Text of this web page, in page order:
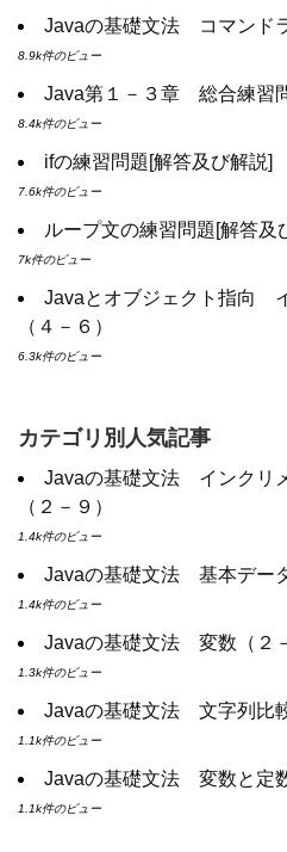
Javaの基礎文法 コマンド
8.9k件のビュー
Java第１－３章 総合練習
8.4k件のビュー
ifの練習問題[解答及び解説]
7.6k件のビュー
ループ文の練習問題[解答及
7k件のビュー
Javaとオブジェクト指向
（４－６）
6.3k件のビュー
カテゴリ別人気記事
Javaの基礎文法 インクリ
（２－９）
1.4k件のビュー
Javaの基礎文法 基本デー
1.4k件のビュー
Javaの基礎文法 変数（２
1.3k件のビュー
Javaの基礎文法 文字列比
1.1k件のビュー
Javaの基礎文法 変数と定
1.1k件のビュー